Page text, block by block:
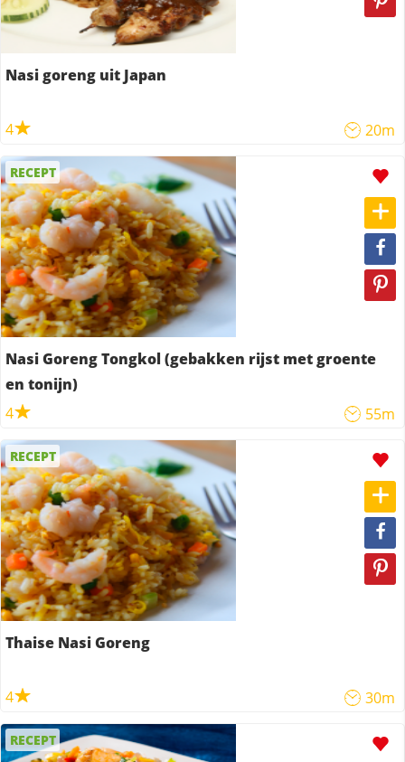
Nasi goreng uit Japan
4 20m
RECEPT
Nasi Goreng Tongkol (gebakken rijst met groente
en tonijn)
4
55m
RECEPT
Thaise Nasi Goreng
4 30m
RECEPT